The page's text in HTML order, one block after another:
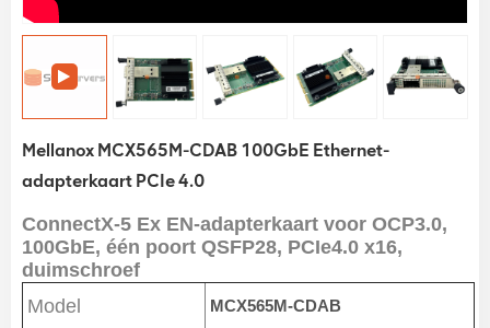
Mellanox MCX565M-CDAB 100GbE Ethernet-
adapterkaart PCIe 4.0
ConnectX-5 Ex EN-adapterkaart voor OCP3.0,
100GbE, één poort QSFP28, PCIe4.0 x16,
duimschroef
Model
MCX565M-CDAB